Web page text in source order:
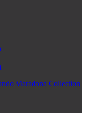
Maradona Collection